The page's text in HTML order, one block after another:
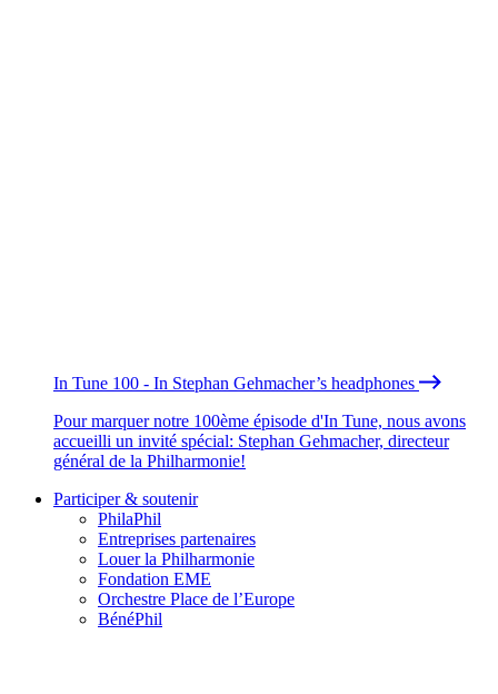
In Tune 100 - In Stephan Gehmacher’s headphones
Pour marquer notre 100ème épisode d'In Tune, nous avons
accueilli un invité spécial: Stephan Gehmacher, directeur
général de la Philharmonie!
Participer & soutenir
PhilaPhil
Entreprises partenaires
Louer la Philharmonie
Fondation EME
Orchestre Place de l’Europe
BénéPhil